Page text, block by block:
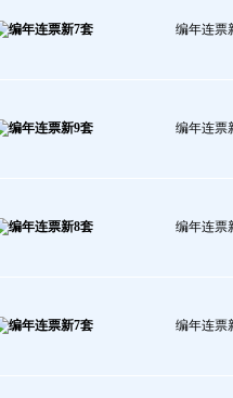
编年连票
编年连票
编年连票
编年连票